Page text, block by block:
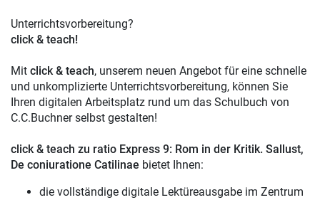
Unterrichtsvorbereitung?
click & teach!
Mit click & teach, unserem neuen Angebot für eine schnelle
und unkomplizierte Unterrichtsvorbereitung, können Sie
Ihren digitalen Arbeitsplatz rund um das Schulbuch von
C.C.Buchner selbst gestalten!
click & teach zu ratio Express 9: Rom in der Kritik. Sallust,
De coniuratione Catilinae bietet Ihnen:
die vollständige digitale Lektüreausgabe im Zentrum